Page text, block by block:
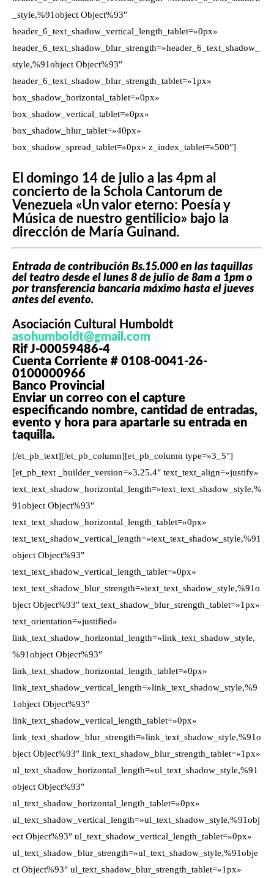
_style,%91object Object%93″
header_6_text_shadow_vertical_length_tablet=»0px»
header_6_text_shadow_blur_strength=»header_6_text_shadow_
style,%91object Object%93″
header_6_text_shadow_blur_strength_tablet=»1px»
box_shadow_horizontal_tablet=»0px»
box_shadow_vertical_tablet=»0px»
box_shadow_blur_tablet=»40px»
box_shadow_spread_tablet=»0px» z_index_tablet=»500″]
El domingo 14 de julio a las 4pm al
concierto de la Schola Cantorum de
Venezuela «Un valor eterno: Poesía y
Música de nuestro gentilicio» bajo la
dirección de María Guinand.
Entrada de contribución Bs.15.000 en las taquillas
del teatro desde el lunes 8 de julio de 8am a 1pm o
por transferencia bancaria máximo hasta el jueves
antes del evento.
Asociación Cultural Humboldt
asohumboldt@gmail.com
Rif J-00059486-4
Cuenta Corriente # 0108-0041-26-
0100000966
Banco Provincial
Enviar un correo con el capture
especificando nombre, cantidad de entradas,
evento y hora para apartarle su entrada en
taquilla.
[/et_pb_text][/et_pb_column][et_pb_column type=»3_5″]
[et_pb_text _builder_version=»3.25.4″ text_text_align=»justify»
text_text_shadow_horizontal_length=»text_text_shadow_style,%
91object Object%93″
text_text_shadow_horizontal_length_tablet=»0px»
text_text_shadow_vertical_length=»text_text_shadow_style,%91
object Object%93″
text_text_shadow_vertical_length_tablet=»0px»
text_text_shadow_blur_strength=»text_text_shadow_style,%91o
bject Object%93″ text_text_shadow_blur_strength_tablet=»1px»
text_orientation=»justified»
link_text_shadow_horizontal_length=»link_text_shadow_style,
%91object Object%93″
link_text_shadow_horizontal_length_tablet=»0px»
link_text_shadow_vertical_length=»link_text_shadow_style,%9
1object Object%93″
link_text_shadow_vertical_length_tablet=»0px»
link_text_shadow_blur_strength=»link_text_shadow_style,%91o
bject Object%93″ link_text_shadow_blur_strength_tablet=»1px»
ul_text_shadow_horizontal_length=»ul_text_shadow_style,%91
object Object%93″
ul_text_shadow_horizontal_length_tablet=»0px»
ul_text_shadow_vertical_length=»ul_text_shadow_style,%91obj
ect Object%93″ ul_text_shadow_vertical_length_tablet=»0px»
ul_text_shadow_blur_strength=»ul_text_shadow_style,%91obje
ct Object%93″ ul_text_shadow_blur_strength_tablet=»1px»